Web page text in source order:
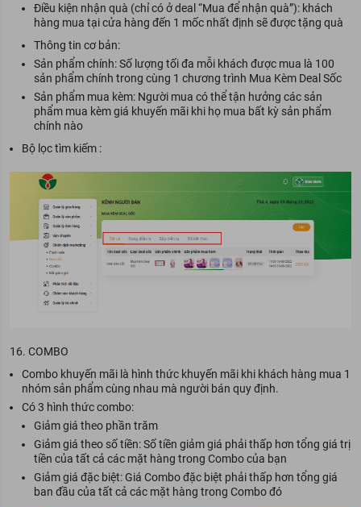
Điều kiện nhận quà (chỉ có ở deal “Mua để nhận quà”): khách
hàng mua tại cửa hàng đến 1 mốc nhất định sẽ được tặng quà
Thông tin cơ bản:
Sản phẩm chính: Số lượng tối đa mỗi khách được mua là 100
sản phẩm chính trong cùng 1 chương trình Mua Kèm Deal Sốc
Sản phẩm mua kèm: Người mua có thể tận hưởng các sản
phẩm mua kèm giá khuyến mãi khi họ mua bất kỳ sản phẩm
chính nào
Bộ lọc tìm kiếm :
16. COMBO
Combo khuyến mãi là hình thức khuyến mãi khi khách hàng mua 1
nhóm sản phẩm cùng nhau mà người bán quy định.
Có 3 hình thức combo:
Giảm giá theo phần trăm
Giảm giá theo số tiền: Số tiền giảm giá phải thấp hơn tổng giá trị
tiền của tất cả các mặt hàng trong Combo của bạn
Giảm giá đặc biệt: Giá Combo đặc biệt phải thấp hơn tổng giá
ban đầu của tất cả các mặt hàng trong Combo đó